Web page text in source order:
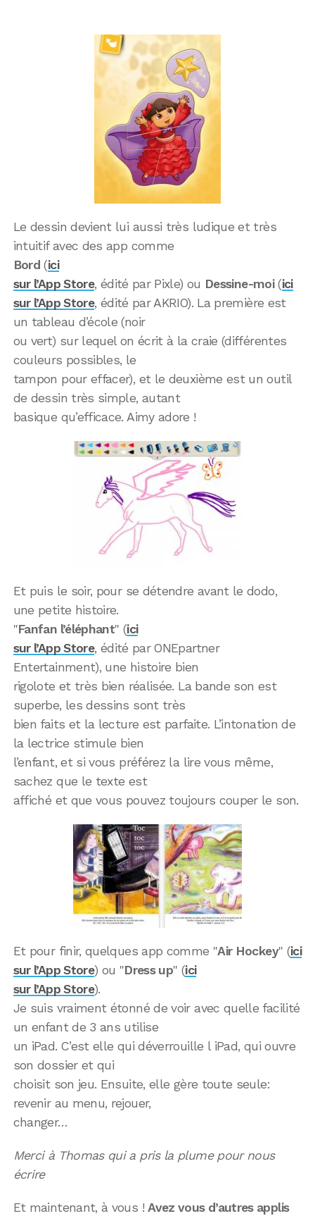
Le dessin devient lui aussi très ludique et très
intuitif avec des app comme
Bord (ici
sur l’App Store, édité par Pixle) ou Dessine-moi(ici
sur l’App Store, édité par AKRIO). La première est
un tableau d’école (noir
ou vert) sur lequel on écrit à la craie (différentes
couleurs possibles, le
tampon pour effacer), et le deuxième est un outil
de dessin très simple, autant
basique qu’efficace. Aimy adore !
Et puis le soir, pour se détendre avant le dodo,
une petite histoire.
"Fanfan l’éléphant" (ici
sur l’App Store, édité par ONEpartner
Entertainment), une histoire bien
rigolote et très bien réalisée. La bande son est
superbe, les dessins sont très
bien faits et la lecture est parfaite. L’intonation de
la lectrice stimule bien
l’enfant, et si vous préférez la lire vous même,
sachez que le texte est
affiché et que vous pouvez toujours couper le son.
Et pour finir, quelques app comme "Air Hockey" (ici
sur l’App Store) ou "Dress up" (ici
sur l’App Store).
Je suis vraiment étonné de voir avec quelle facilité
un enfant de 3 ans utilise
un iPad. C’est elle qui déverrouille l iPad, qui ouvre
son dossier et qui
choisit son jeu. Ensuite, elle gère toute seule:
revenir au menu, rejouer,
changer…
Merci à Thomas qui a pris la plume pour nous
écrire
Et maintenant, à vous !Avez vous d’autres applis